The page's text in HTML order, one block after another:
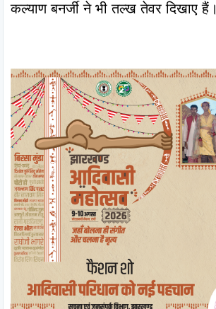
कल्याण बनर्जी ने भी तल्ख तेवर दिखाए हैं।